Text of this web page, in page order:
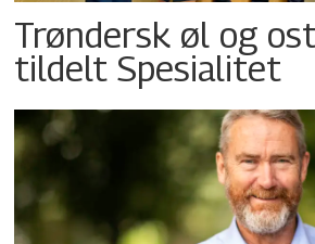
Trøndersk øl og
tildelt Spesialitet